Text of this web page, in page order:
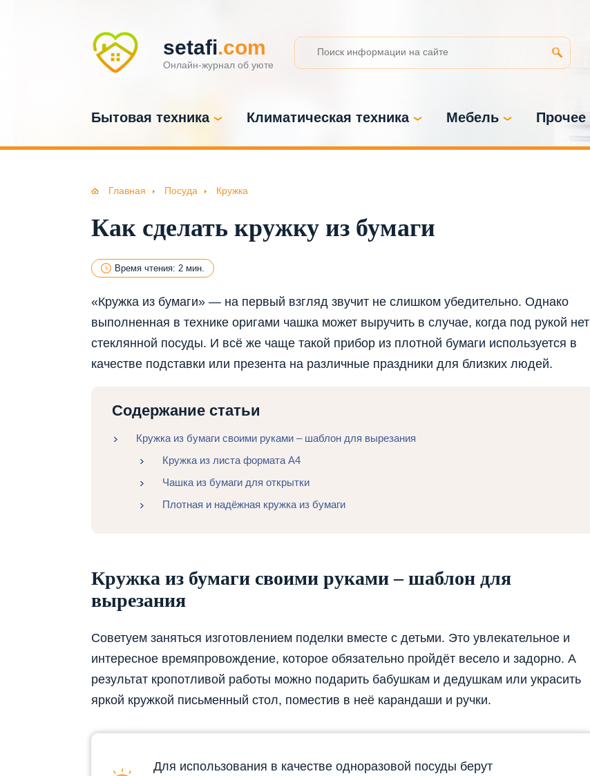
setafi.com
Онлайн-журнал об уюте
Бытовая техника Климатическая техника Мебель Прочее
Главная Посуда Кружка
Как сделать кружку из бумаги
Время чтения: 2 мин.
«Кружка из бумаги» — на первый взгляд звучит не слишком убедительно. Однако
выполненная в технике оригами чашка может выручить в случае, когда под рукой нет
стеклянной посуды. И всё же чаще такой прибор из плотной бумаги используется в
качестве подставки или презента на различные праздники для близких людей.
Содержание статьи
Кружка из бумаги своими руками – шаблон для вырезания
Кружка из листа формата А4
Чашка из бумаги для открытки
Плотная и надёжная кружка из бумаги
Кружка из бумаги своими руками – шаблон для
вырезания
Советуем заняться изготовлением поделки вместе с детьми. Это увлекательное и
интересное времяпровождение, которое обязательно пройдёт весело и задорно. А
результат кропотливой работы можно подарить бабушкам и дедушкам или украсить
яркой кружкой письменный стол, поместив в неё карандаши и ручки.
Для использования в качестве одноразовой посуды берут